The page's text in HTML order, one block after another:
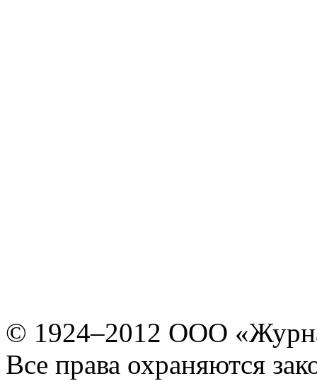
© 1924–2012 ООО
Все права охраняются